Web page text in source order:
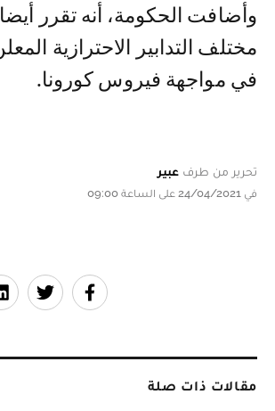
وأضافت الحكومة، أنه تقرر
مختلف التدابير الاحترازية
في مواجهة فيروس كورونا.
تحرير من طرف عبير
في 24/04/2021 على الساعة 09:00
مقالات ذات صلة